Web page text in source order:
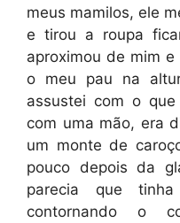
meus mamilos, ele
e tirou a roupa
aproximou de mim
o meu pau na
assustei com o
com uma mão, era
um monte de
pouco depois da
parecia que
contornando o